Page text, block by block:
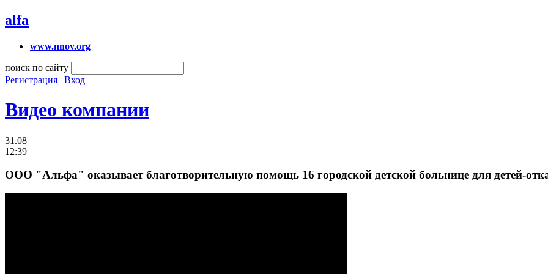
alfa
www.nnov.org
поиск по сайту
Регистрация | Вход
Видео компании
31.08
12:39
ООО "Альфа" оказывает благотворительную помощь 16 городской детской больнице для детей-